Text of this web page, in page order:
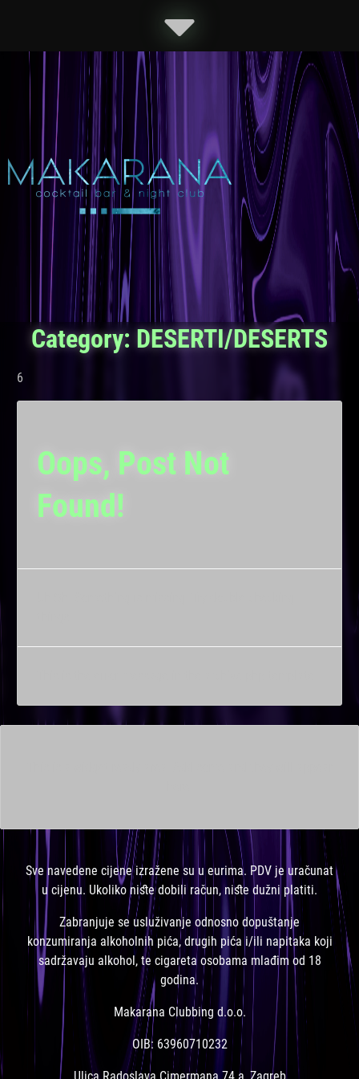
Category: DESERTI/DESERTS
6
Oops, Post Not
Found!
Sve navedene cijene izražene su u eurima. PDV je uračunat
u cijenu. Ukoliko niste dobili račun, niste dužni platiti.
Zabranjuje se usluživanje odnosno dopuštanje
konzumiranja alkoholnih pića, drugih pića i/ili napitaka koji
sadržavaju alkohol, te cigareta osobama mlađim od 18
godina.
Makarana Clubbing d.o.o.
OIB: 63960710232
Ulica Radoslava Cimermana 74 a, Zagreb